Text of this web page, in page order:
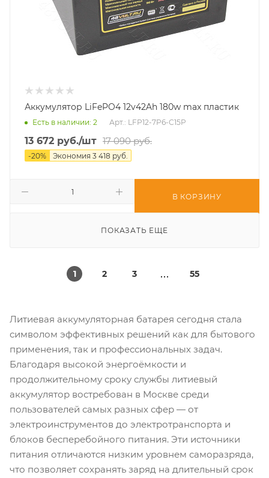
Аккумулятор LiFePO4 12v42Ah 180w max пластик
Есть в наличии: 2 Арт.: LFP12-7P6-C15P
13 672 руб./шт 17 090руб.
-20% Экономия 3 418 руб.
В КОРЗИНУ
ПОКАЗАТЬ ЕЩЕ
1 2 3 55
Литиевая аккумуляторная батарея сегодня стала
символом эффективных решений как для бытового
применения, так и профессиональных задач.
Благодаря высокой энергоёмкости и
продолжительному сроку службы литиевый
аккумулятор востребован в Москве среди
пользователей самых разных сфер — от
электроинструментов до электротранспорта и
блоков бесперебойного питания. Эти источники
питания отличаются низким уровнем саморазряда,
что позволяет сохранять заряд на длительный срок